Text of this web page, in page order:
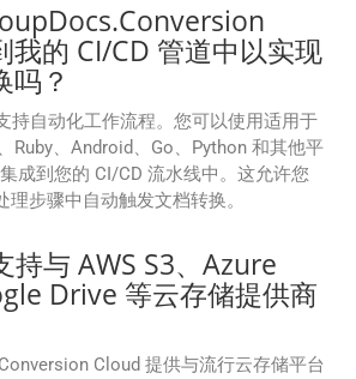
我的 CI/CD 管道中以实现
吗？
持自动化工作流程。您可以使用适用于
Ruby、Android、Go、Python 和其他平
成到您的 CI/CD 流水线中。这允许您
步骤中自动触发文档转换。
持与 AWS S3、Azure
Drive 等云存储提供商
Cloud 提供与流行云存储平台